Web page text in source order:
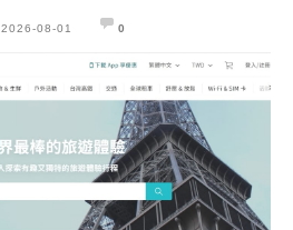
2026-08-01 0